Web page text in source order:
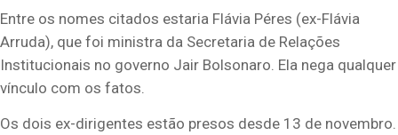
Entre os nomes citados estaria Flávia Péres (ex-Flávia
Arruda), que foi ministra da Secretaria de Relações
Institucionais no governo Jair Bolsonaro. Ela nega qualquer
vínculo com os fatos.
Os dois ex-dirigentes estão presos desde 13 de novembro.